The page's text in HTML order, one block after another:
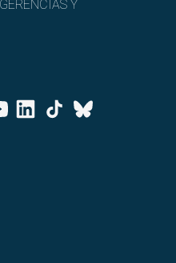
Y
LinkedinTiktok
Bluesky